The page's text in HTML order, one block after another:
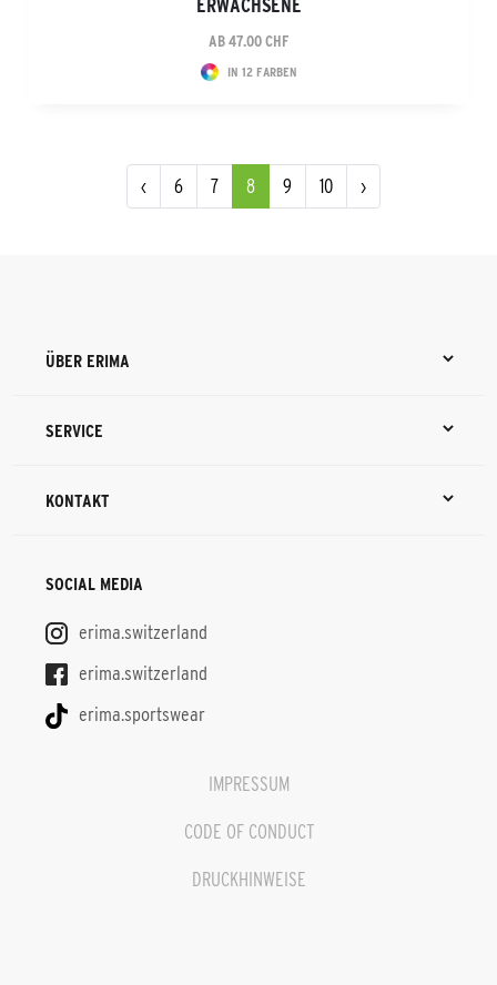
ERWACHSENE
AB 47.00 CHF
IN 12 FARBEN
‹ 6 7 8 9 10 ›
ÜBER ERIMA
SERVICE
KONTAKT
SOCIAL MEDIA
erima.switzerland
erima.switzerland
erima.sportswear
IMPRESSUM
CODE OF CONDUCT
DRUCKHINWEISE